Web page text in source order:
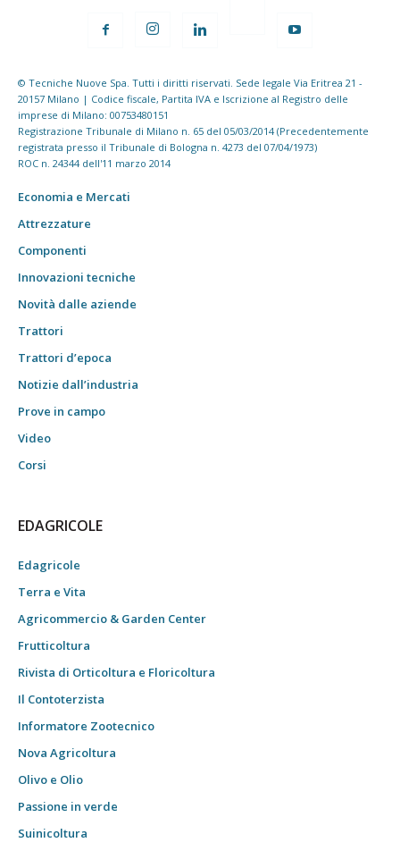
© Tecniche Nuove Spa. Tutti i diritti riservati. Sede legale Via Eritrea 21 -
20157 Milano | Codice fiscale, Partita IVA e Iscrizione al Registro delle
imprese di Milano: 00753480151
Registrazione Tribunale di Milano n. 65 del 05/03/2014 (Precedentemente
registrata presso il Tribunale di Bologna n. 4273 del 07/04/1973)
ROC n. 24344 dell'11 marzo 2014
Economia e Mercati
Attrezzature
Componenti
Innovazioni tecniche
Novità dalle aziende
Trattori
Trattori d’epoca
Notizie dall’industria
Prove in campo
Video
Corsi
EDAGRICOLE
Edagricole
Terra e Vita
Agricommercio & Garden Center
Frutticoltura
Rivista di Orticoltura e Floricoltura
Il Contoterzista
Informatore Zootecnico
Nova Agricoltura
Olivo e Olio
Passione in verde
Suinicoltura